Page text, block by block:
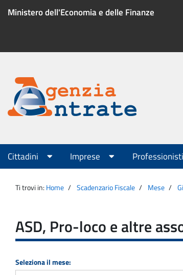
Ministero dell'Economia e delle Finanze
Menu
servizio
Agenzia
Entrate
Menu
principale
Cittadini Imprese Professionisti
Ti trovi in: Home Scadenzario Fiscale Mese
ASD, Pro-loco e altre
Seleziona il mese: